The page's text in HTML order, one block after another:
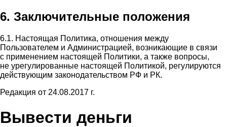
6. Заключительные положения
6.1. Настоящая Политика, отношения между
Пользователем и Администрацией, возникающие в связи
с применением настоящей Политики, а также вопросы,
не урегулированные настоящей Политикой, регулируются
действующим законодательством РФ и РК.
Редакция от 24.08.2017 г.
Вывести деньги